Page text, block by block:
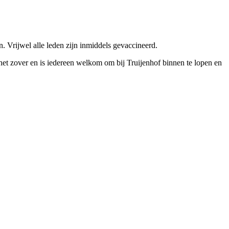
Vrijwel alle leden zijn inmiddels gevaccineerd.
zover en is iedereen welkom om bij Truijenhof binnen te lopen en